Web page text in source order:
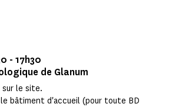
- 17h30
de Glanum
sur le site.
bâtiment d'accueil (pour toute BD